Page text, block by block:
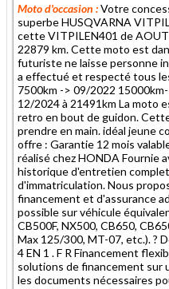
Moto d'occasion :Votre
superbe HUSQVARNA
cette VITPILEN401 de
22879 km. Cette moto est
futuriste ne laisse personne
a effectué et respecté tous
7500km -> 09/2022
12/2024 à 21491km La moto
retro en bout de guidon.
prendre en main. idéal jeune
offre : Garantie 12 mois
réalisé chez HONDA Fournie
historique d'entretien
d'immatriculation. Nous
financement et d'assurance
possible sur véhicule
CB500F, NX500, CB650,
Max 125/300, MT-07, etc.). ?
4 EN 1 . F R Financement
solutions de financement sur
les documents nécessaires